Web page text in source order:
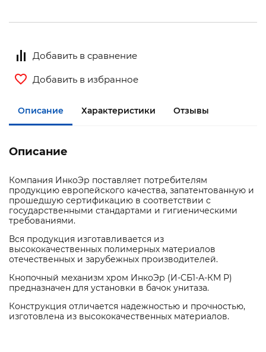
Добавить в сравнение
Добавить в избранное
Описание Характеристики Отзывы
Описание
Компания ИнкоЭр поставляет потребителям
продукцию европейского качества, запатентованную и
прошедшую сертификацию в соответствии с
государственными стандартами и гигиеническими
требованиями.
Вся продукция изготавливается из
высококачественных полимерных материалов
отечественных и зарубежных производителей.
Кнопочный механизм хром ИнкоЭр (И-СБ1-А-КМ Р)
предназначен для установки в бачок унитаза.
Конструкция отличается надежностью и прочностью,
изготовлена из высококачественных материалов.